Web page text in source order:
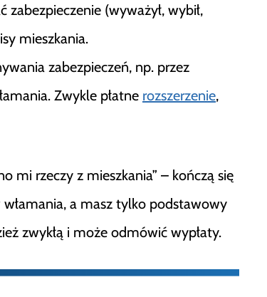
zabezpieczenie (wyważył, wybił,
mieszkania.
zabezpieczeń, np. przez
Zwykle płatne rozszerzenie,
mi rzeczy z mieszkania” – kończą się
a masz tylko podstawowy
zwykłą i może odmówić wypłaty.